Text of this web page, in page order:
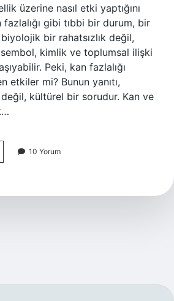
üzerine nasıl etki yaptığını
gibi tıbbi bir durum, bir
bir rahatsızlık değil,
kimlik ve toplumsal ilişki
Peki, kan fazlalığı
etkiler mi? Bunun yanıtı,
kültürel bir sorudur. Kan ve
10 Yorum